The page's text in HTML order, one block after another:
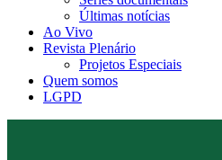
Últimas notícias
Ao Vivo
Revista Plenário
Projetos Especiais
Quem somos
LGPD